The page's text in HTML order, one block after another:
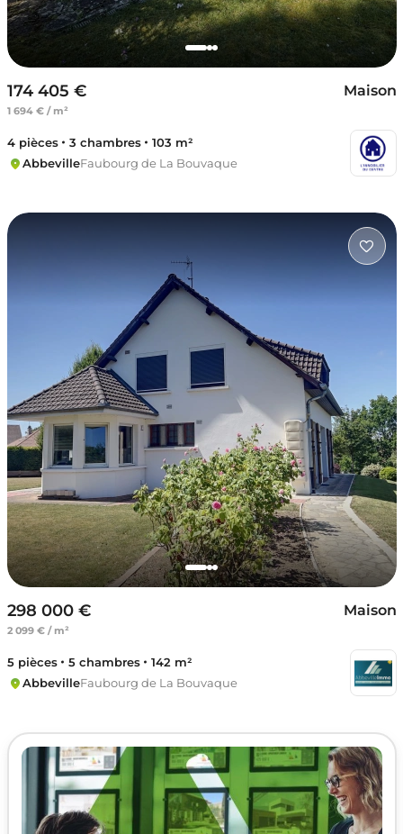
174 405 €
1 694 € / m²
Maison
4 pièces 3 chambres
103 m²
AbbevilleFaubourg de La Bouvaque
298 000 €
2 099 € / m²
Maison
5 pièces 5 chambres
142 m²
AbbevilleFaubourg de La Bouvaque